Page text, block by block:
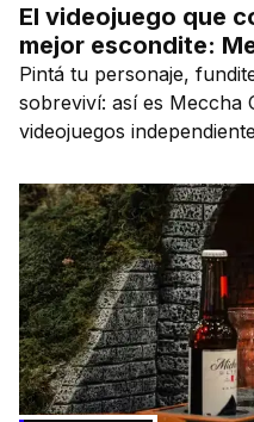
El videojuego que
mejor escondite:
Pintá tu personaje,
sobreviví: así es Meccha
videojuegos